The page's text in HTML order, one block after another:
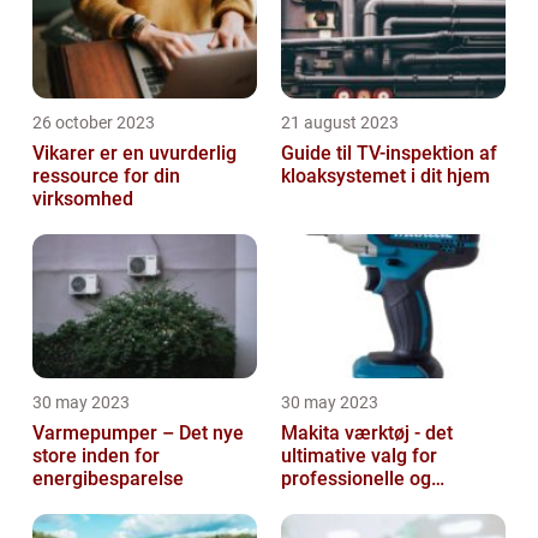
26 october 2023
Vikarer er en uvurderlig
ressource for din
virksomhed
21 august 2023
Guide til TV-inspektion af
kloaksystemet i dit hjem
30 may 2023
Varmepumper – Det nye
store inden for
energibesparelse
30 may 2023
Makita værktøj - det
ultimative valg for
professionelle og
selv'ere